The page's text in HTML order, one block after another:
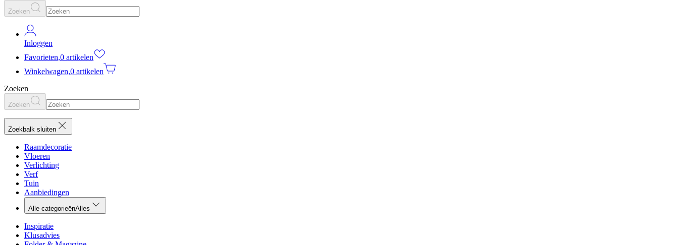
Zoeken
Inloggen
Favorieten,0 artikelen
Winkelwagen,0 artikelen
Zoeken
Zoeken
Zoekbalk sluiten
Raamdecoratie
Vloeren
Verlichting
Verf
Tuin
Aanbiedingen
Alle categorieënAlles
Inspiratie
Klusadvies